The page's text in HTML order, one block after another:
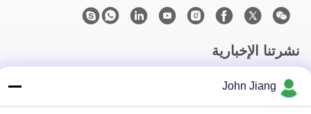
نشرتنا الإخبارية
اشترك في نشرتنا الإخبارية للحصول على خصومات وأكثر.
John Jiang